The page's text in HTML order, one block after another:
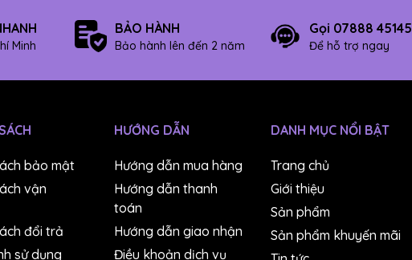
Minh
BẢO HÀNH
Bảo hành lên đến 2 năm
Gọi 07888 45145
Để hỗ trợ ngay
bảo mật
vận
đổi trả
sử dụng
HƯỚNG DẪN
Hướng dẫn mua hàng
Hướng dẫn thanh
toán
Hướng dẫn giao nhận
Điều khoản dịch vụ
DANH MỤC NỔI BẬT
Trang chủ
Giới thiệu
Sản phẩm
Sản phẩm khuyến mãi